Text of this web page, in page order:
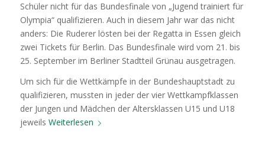
Schüler nicht für das Bundesfinale von „Jugend trainiert für
Olympia“ qualifizieren. Auch in diesem Jahr war das nicht
anders: Die Ruderer lösten bei der Regatta in Essen gleich
zwei Tickets für Berlin. Das Bundesfinale wird vom 21. bis
25. September im Berliner Stadtteil Grünau ausgetragen.
Um sich für die Wettkämpfe in der Bundeshauptstadt zu
qualifizieren, mussten in jeder der vier Wettkampfklassen
der Jungen und Mädchen der Altersklassen U15 und U18
jeweils Weiterlesen